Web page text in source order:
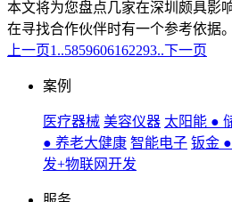
本文将为您盘点几家在深圳颇具影
在寻找合作伙伴时有一个参考依据。
上一页1..5859606162293..下一页
案例
医疗器械 美容仪器 太阳能 ●
● 养老大健康 智能电子 钣金
发+物联网开发